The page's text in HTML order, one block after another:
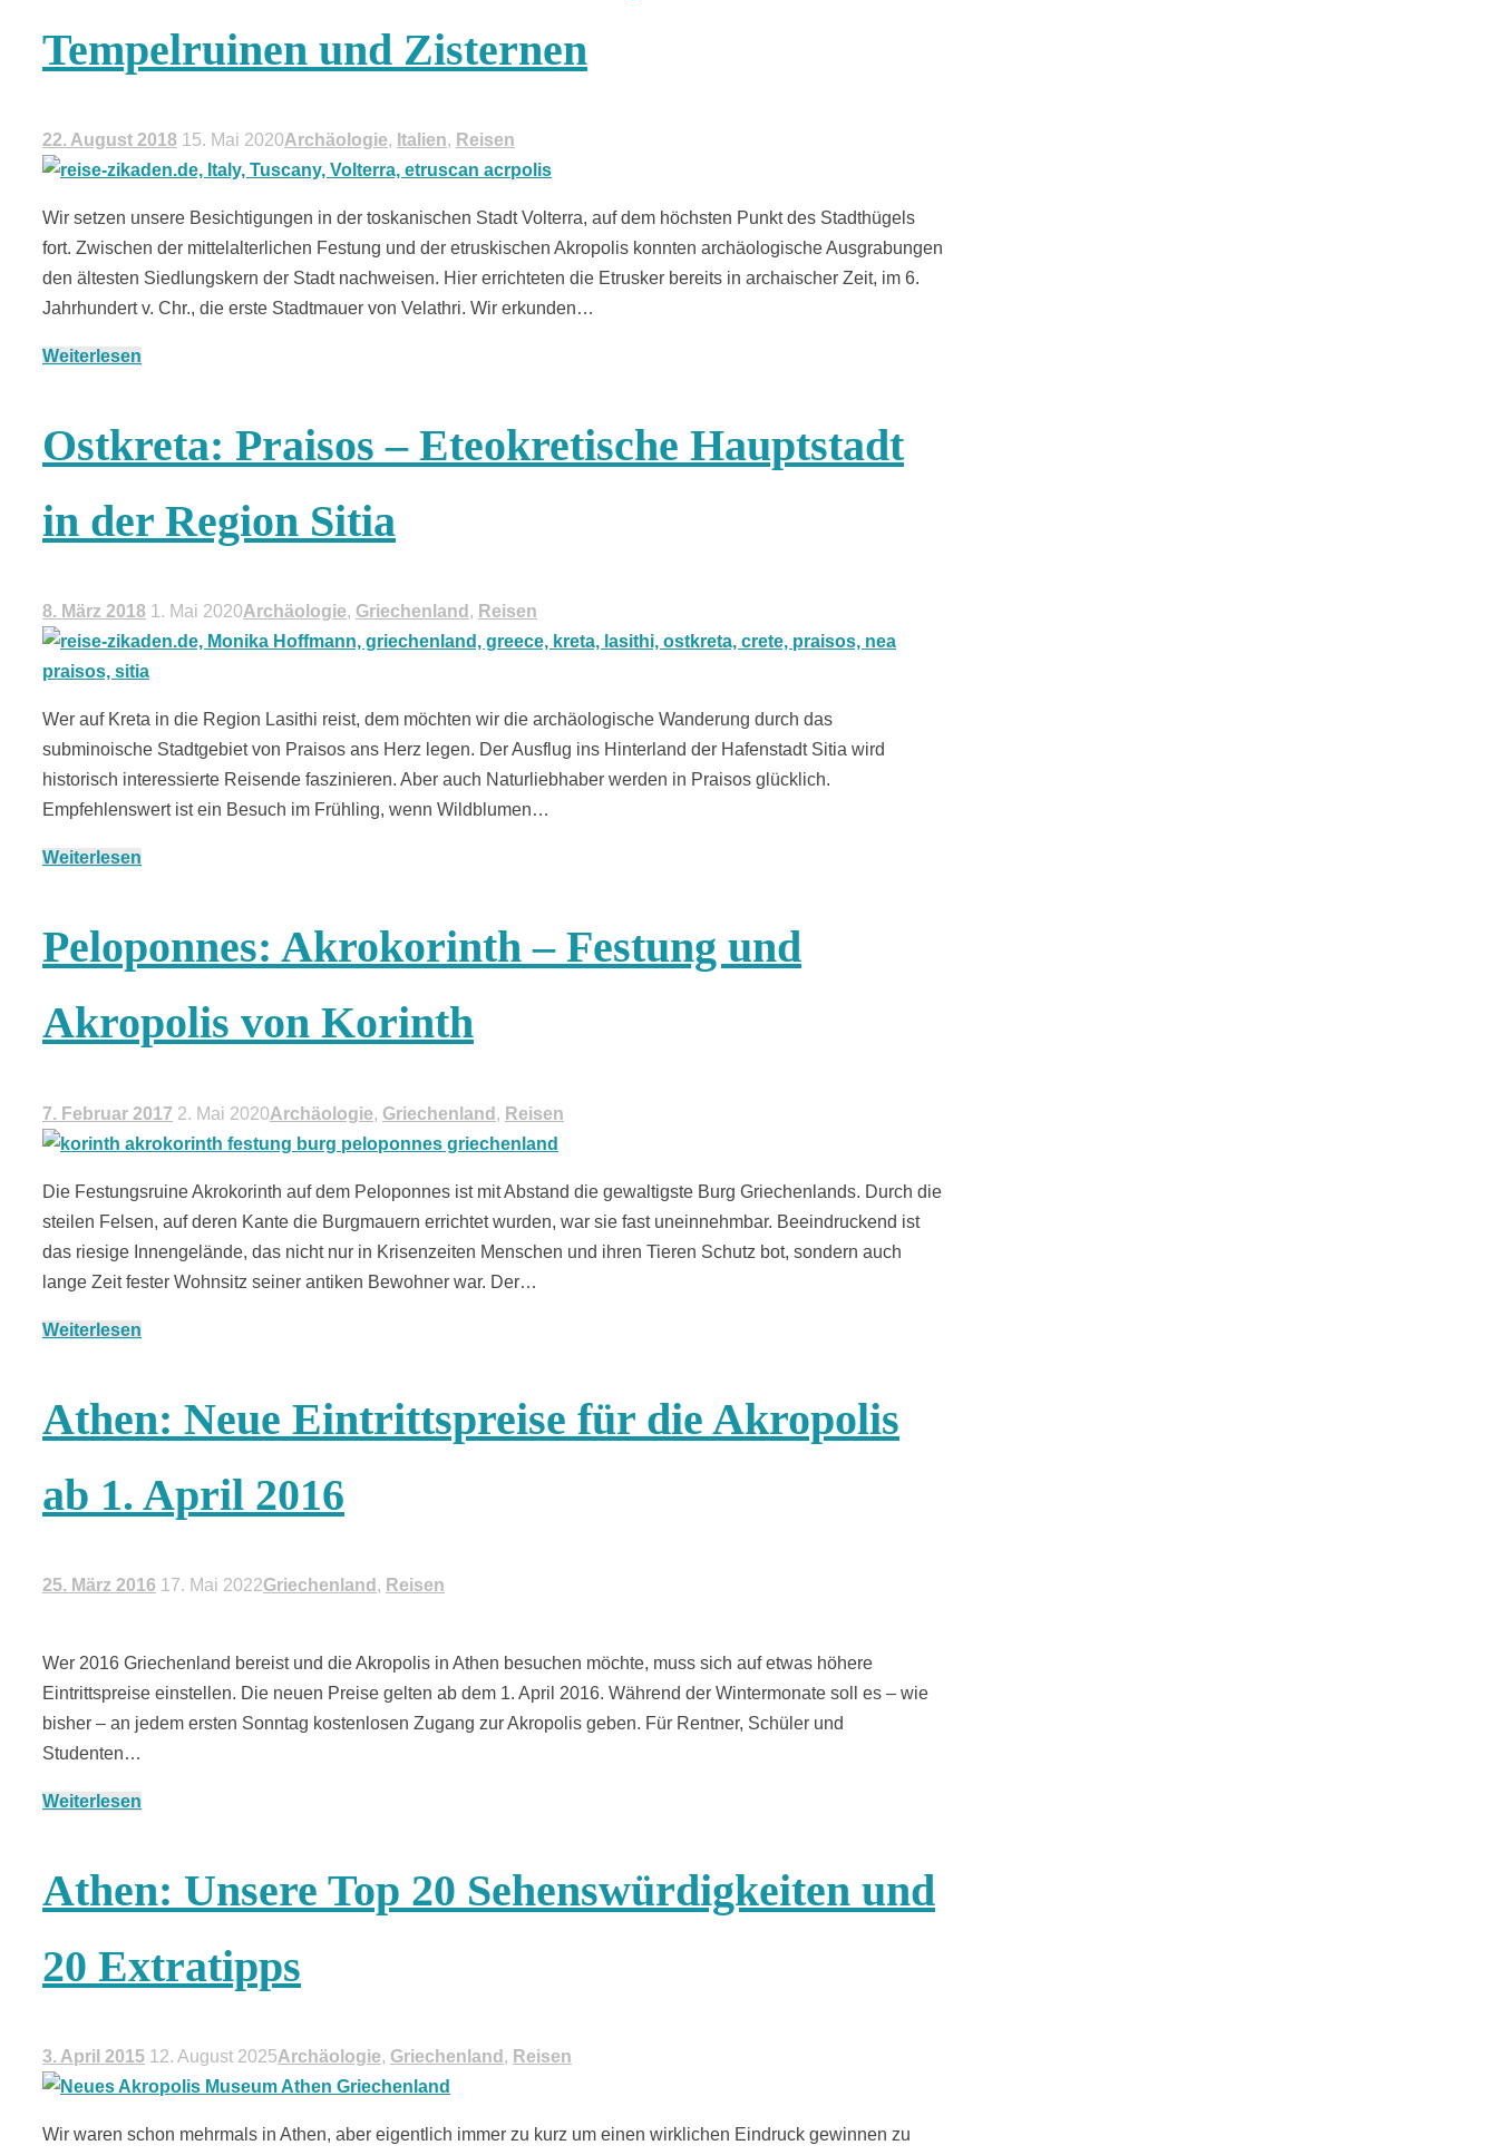
Tempelruinen und Zisternen
22. August 2018 15. Mai 2020Archäologie, Italien, Reisen
Wir setzen unsere Besichtigungen in der toskanischen Stadt Volterra, auf dem höchsten Punkt des Stadthügels
fort. Zwischen der mittelalterlichen Festung und der etruskischen Akropolis konnten archäologische Ausgrabungen
den ältesten Siedlungskern der Stadt nachweisen. Hier errichteten die Etrusker bereits in archaischer Zeit, im 6.
Jahrhundert v. Chr., die erste Stadtmauer von Velathri. Wir erkunden…
Weiterlesen
Ostkreta: Praisos – Eteokretische Hauptstadt
in der Region Sitia
8. März 2018 1. Mai 2020Archäologie, Griechenland , Reisen
Wer auf Kreta in die Region Lasithi reist, dem möchten wir die archäologische Wanderung durch das
subminoische Stadtgebiet von Praisos ans Herz legen. Der Ausflug ins Hinterland der Hafenstadt Sitia wird
historisch interessierte Reisende faszinieren. Aber auch Naturliebhaber werden in Praisos glücklich.
Empfehlenswert ist ein Besuch im Frühling, wenn Wildblumen…
Weiterlesen
Peloponnes: Akrokorinth – Festung und
Akropolis von Korinth
7. Februar 2017 2. Mai 2020Archäologie, Griechenland , Reisen
Die Festungsruine Akrokorinth auf dem Peloponnes ist mit Abstand die gewaltigste Burg Griechenlands. Durch die
steilen Felsen, auf deren Kante die Burgmauern errichtet wurden, war sie fast uneinnehmbar. Beeindruckend ist
das riesige Innengelände, das nicht nur in Krisenzeiten Menschen und ihren Tieren Schutz bot, sondern auch
lange Zeit fester Wohnsitz seiner antiken Bewohner war. Der…
Weiterlesen
Athen: Neue Eintrittspreise für die Akropolis
ab 1. April 2016
25. März 2016 17. Mai 2022Griechenland , Reisen
Wer 2016 Griechenland bereist und die Akropolis in Athen besuchen möchte, muss sich auf etwas höhere
Eintrittspreise einstellen. Die neuen Preise gelten ab dem 1. April 2016. Während der Wintermonate soll es – wie
bisher – an jedem ersten Sonntag kostenlosen Zugang zur Akropolis geben. Für Rentner, Schüler und
Studenten…
Weiterlesen
Athen: Unsere Top 20 Sehenswürdigkeiten und
20 Extratipps
3. April 2015 12. August 2025Archäologie, Griechenland , Reisen
Wir waren schon mehrmals in Athen, aber eigentlich immer zu kurz um einen wirklichen Eindruck gewinnen zu